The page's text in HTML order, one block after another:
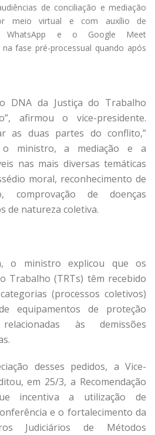
de conciliação e mediação
meio virtual e com auxílio de
WhatsApp e o Google Meet
fase pré-processual quando após
DNA da Justiça do Trabalho
afirmou o vice-presidente.
as duas partes do conflito,”
o ministro, a mediação e a
nas mais diversas temáticas
moral, reconhecimento de
comprovação de doenças
de natureza coletiva.
o ministro explicou que os
Trabalho (TRTs) têm recebido
(processos coletivos)
equipamentos de proteção
às demissões
desses pedidos, a Vice-
em 25/3, a Recomendação
incentiva a utilização de
e o fortalecimento da
Judiciários de Métodos